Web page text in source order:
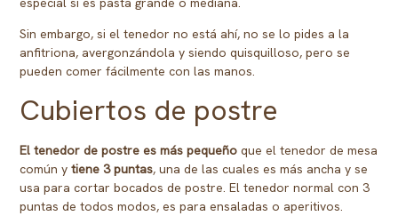
Sin embargo, si el tenedor no está ahí, no se lo pides a la
anfitriona, avergonzándola y siendo quisquilloso, pero se
pueden comer fácilmente con las manos.
Cubiertos de postre
El tenedor de postre es más pequeño que el tenedor de mesa
común ytiene 3 puntas, una de las cuales es más ancha y se
usa para cortar bocados de postre. El tenedor normal con 3
puntas de todos modos, es para ensaladas o aperitivos.